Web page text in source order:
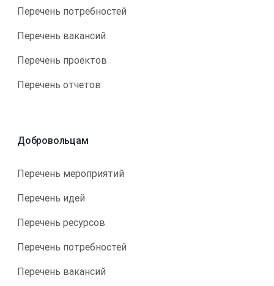
Перечень потребностей
Перечень вакансий
Перечень проектов
Перечень отчетов
Добровольцам
Перечень мероприятий
Перечень идей
Перечень ресурсов
Перечень потребностей
Перечень вакансий